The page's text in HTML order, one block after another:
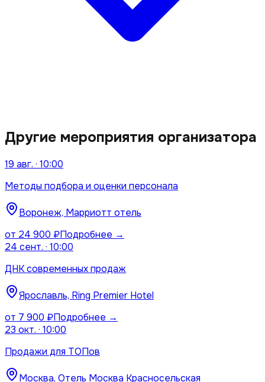
Другие мероприятия организатора
19 авг. · 10:00
Методы подбора и оценки персонала
Воронеж, Марриотт отель
от 24 900 ₽Подробнее →
24 сент. · 10:00
ДНК современных продаж
Ярославль, Ring Premier Hotel
от 7 900 ₽Подробнее →
23 окт. · 10:00
Продажи для ТОПов
Москва, Отель Москва Красносельская